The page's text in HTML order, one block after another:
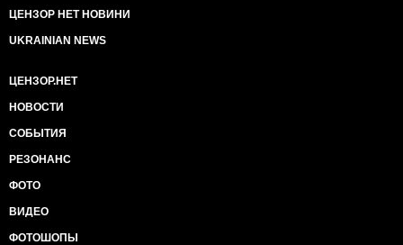
ЦЕНЗОР НЕТ НОВИНИ
UKRAINIAN NEWS
ЦЕНЗОР.НЕТ
НОВОСТИ
СОБЫТИЯ
РЕЗОНАНС
ФОТО
ВИДЕО
ФОТОШОПЫ